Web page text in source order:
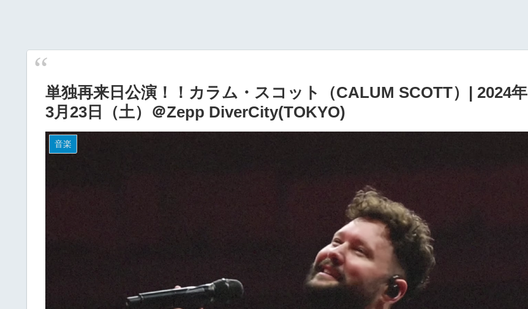
単独再来日公演！！カラム・スコット（CALUM SCOTT）| 2024年
3月23日（土）＠Zepp DiverCity(TOKYO)
音楽